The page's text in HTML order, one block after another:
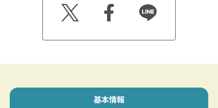
Twitt
er
Faceb
ook
Line
基本情報